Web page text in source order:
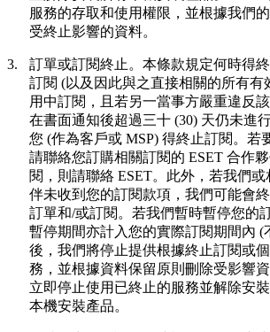
服務的存取和使用權限，並根據我們
受終止影響的資料。
3. 訂單或訂閱終止。 本條款規定何時得
訂閱 (以及因此與之直接相關的所有有
用中訂閱，且若另一當事方嚴重違反
在書面通知後超過三十 (30) 天仍未進
您 (作為客戶或 MSP) 得終止訂閱。若
請聯絡您訂購相關訂閱的 ESET 合作
閱，則請聯絡 ESET。此外，若我們或
伴未收到您的訂閱款項，我們可能會
訂單和/或訂閱。若我們暫時暫停您的
暫停期間亦計入您的實際訂閱期間內 (
後，我們將停止提供根據終止訂閱或
務，並根據資料保留原則刪除受影響
立即停止使用已終止的服務並解除安
本機安裝產品。